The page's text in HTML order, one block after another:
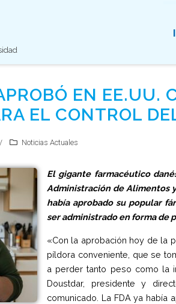
EN EE.UU.
EL CONTROL
Noticias Actuales
El gigante farmacéutico
Administración de Alimentos
había aprobado su popular
ser administrado en forma de
«Con la aprobación hoy de la
píldora conveniente, que se
a perder tanto peso como la
Doustdar, presidente y
comunicado. La FDA ya había